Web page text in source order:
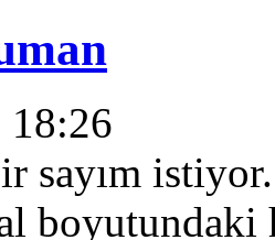
18:26
sayım